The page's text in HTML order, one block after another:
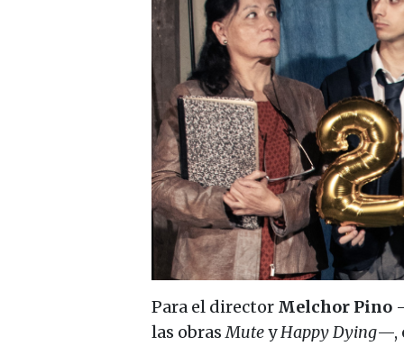
Para el director Melchor Pino
las obrasMuteyHappy Dying—,